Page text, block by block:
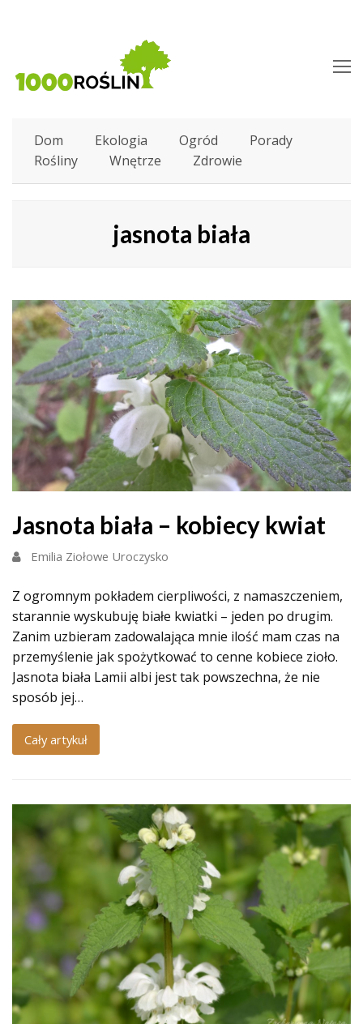
Dom Ekologia Ogród
Porady
Rośliny
Wnętrze Zdrowie
jasnota biała
Jasnota biała – kobiecy kwiat
Emilia Ziołowe Uroczysko
Z ogromnym pokładem cierpliwości, z namaszczeniem,
starannie wyskubuję białe kwiatki – jeden po drugim.
Zanim uzbieram zadowalająca mnie ilość mam czas na
przemyślenie jak spożytkować to cenne kobiece zioło.
Jasnota biała Lamii albi jest tak powszechna, że nie
sposób jej…
Cały artykuł